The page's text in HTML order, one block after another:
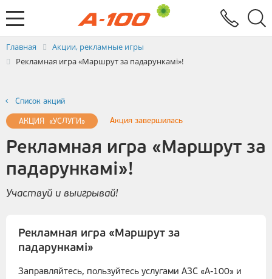
Услуги
Электронный документооборот
Заявка на выставление ЭСЧФ
Главная
Акции, рекламные игры
Рекламная игра «Маршрут за падарункамі»!
Список акций
АКЦИЯ «УСЛУГИ» Акция завершилась
Рекламная игра «Маршрут за
падарункамі»!
Участвуй и выигрывай!
Рекламная игра «Маршрут за
падарункамі»
Заправляйтесь, пользуйтесь услугами АЗС «А-100» и